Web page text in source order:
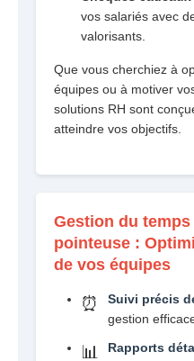
vos salariés avec
valorisants.
Que vous cherchiez à
équipes ou à motiver
solutions RH sont
atteindre vos objectifs.
Gestion du
pointeuse :
de vos équipes
⏰ Suivi précis
gestion
📊 Rapports